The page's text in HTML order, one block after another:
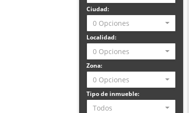
Ciudad:
0 Opciones
Localidad:
0 Opciones
Zona:
0 Opciones
Tipo de inmueble:
Todos